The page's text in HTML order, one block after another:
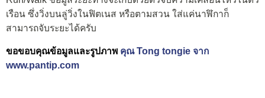
เรือน ซึ่งวิ่งบนลู่วิ่งในฟิตเนส หรือตามสวน ใส่แค่นาฬิกาก็
สามารถจับระยะได้ครับ
ขอขอบคุณข้อมูลและรูปภาพ คุณ Tong tongie จาก
www.pantip.com